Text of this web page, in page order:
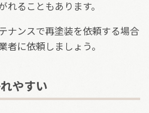
れることもあります。
ナンスで再塗装を依頼する場合
者に依頼しましょう。
やすい